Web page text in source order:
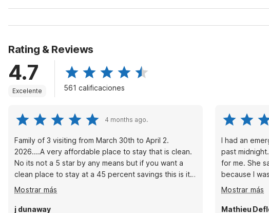
Rating & Reviews
4.7
Excelente 561 calificaciones
4 months ago.
Family of 3 visiting from March 30th to April 2.
2026....A very affordable place to stay that is clean.
No its not a 5 star by any means but if you want a
clean place to stay at a 45 percent savings this is it
in Falls Curch. Had a problem with our tv but it was
fixed within a half hour. We felt our vehicle and
person was safe at all times. Every employee was
Mostrar más
j dunaway
I had an
past
for me. She
because I
which they
breakfast
hey, I did
Mostrar más
Mathieu